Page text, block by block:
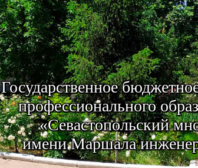
Государственное
профессионального
«Севастопольский
имени Маршала